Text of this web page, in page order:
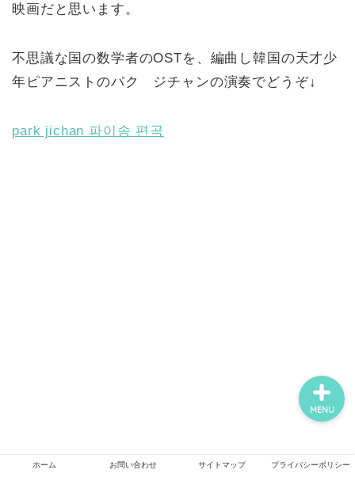
映画だと思います。
不思議な国の数学者のOSTを、編曲し韓国の天才少
年ピアニストのパク ジチャンの演奏でどうぞ↓
park jichan 파이송 편곡
ホーム お問い合わせ サイトマップ プライバシーポリシー
MENU